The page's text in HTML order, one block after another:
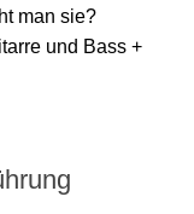
man sie?
und Bass +